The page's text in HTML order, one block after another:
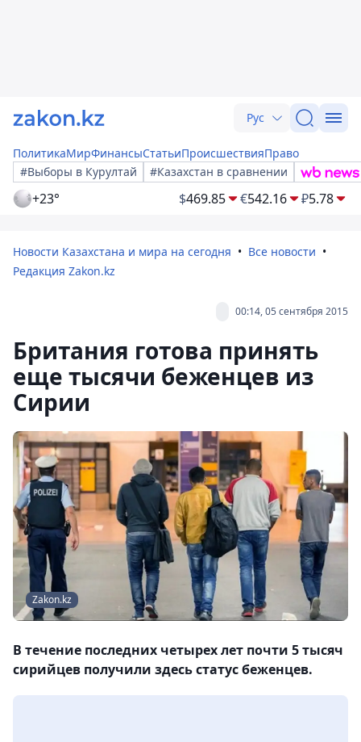
Рус
ПолитикаМирФинансыСтатьиПроисшествияПраво
#Выборы в Курултай
#Казахстан в сравнении
+23° $469.85 €542.16 ₽5.78
Новости Казахстана и мира на сегодня
Все новости
Редакция Zakon.kz
00:14, 05 сентября 2015
Британия готова принять
еще тысячи беженцев из
Сирии
Zakon.kz
В течение последних четырех лет почти 5 тысяч
сирийцев получили здесь статус беженцев.